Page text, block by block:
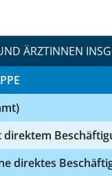
ÄRZTINNEN
direktem
direktes